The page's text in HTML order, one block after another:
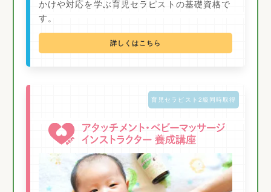
かけや対応を学ぶ育児セラピストの基礎資格で
す。
詳しくはこちら
育児セラピスト2級同時取得